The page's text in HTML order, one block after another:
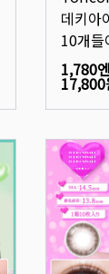
데키아
10개들
1,780
17,800